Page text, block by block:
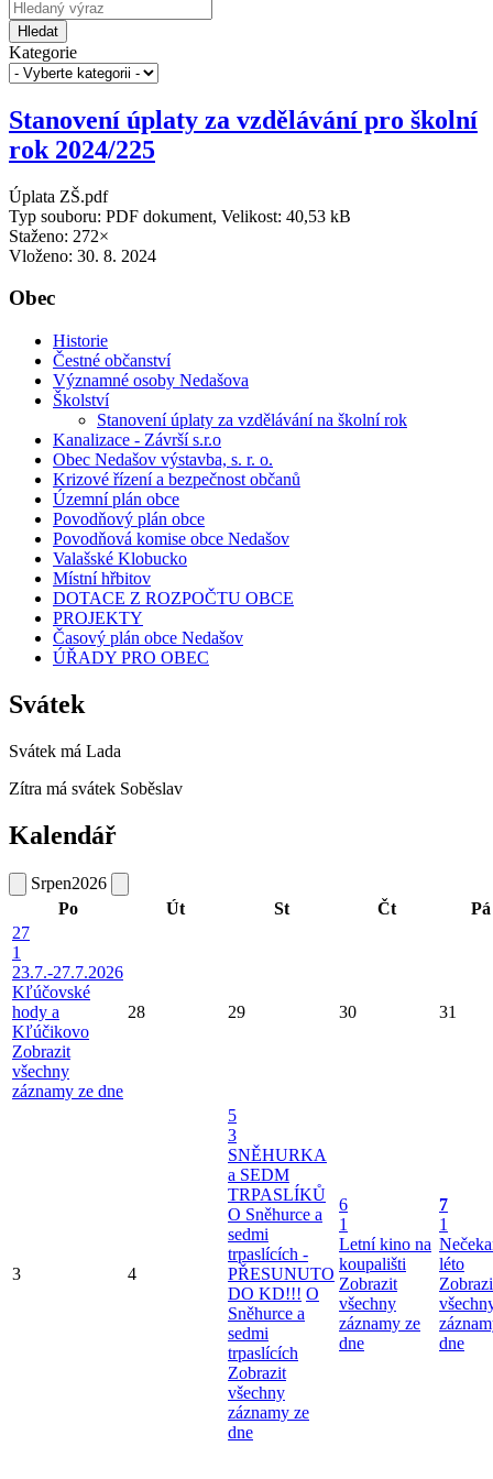
Hledat
Kategorie
Stanovení úplaty za vzdělávání pro školní
rok 2024/225
Úplata ZŠ.pdf
Typ souboru: PDF dokument, Velikost: 40,53 kB
Staženo: 272×
Vloženo: 30. 8. 2024
Obec
Historie
Čestné občanství
Významné osoby Nedašova
Školství
Stanovení úplaty za vzdělávání na školní rok
Kanalizace - Závrší s.r.o
Obec Nedašov výstavba, s. r. o.
Krizové řízení a bezpečnost občanů
Územní plán obce
Povodňový plán obce
Povodňová komise obce Nedašov
Valašské Klobucko
Místní hřbitov
DOTACE Z ROZPOČTU OBCE
PROJEKTY
Časový plán obce Nedašov
ÚŘADY PRO OBEC
Svátek
Svátek má Lada
Zítra má svátek Soběslav
Kalendář
Srpen2026
Po
Út St Čt
Pá
27
1
23.7.-27.7.2026
Kľúčovské
hody a
Kľúčikovo
Zobrazit
všechny
záznamy ze dne
28 29 30 31
3 4
5
3
SNĚHURKA
a SEDM
TRPASLÍKŮ
O Sněhurce a
sedmi
trpaslících -
PŘESUNUTO
DO KD!!! O
Sněhurce a
sedmi
trpaslících
Zobrazit
všechny
záznamy ze
dne
6
1
Letní kino na
koupališti
Zobrazit
všechny
záznamy ze
dne
7
1
léto
dne